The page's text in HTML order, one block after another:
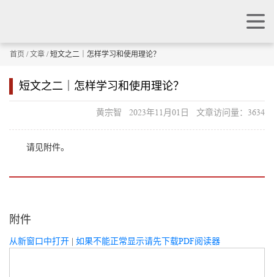
首页 /文章 / 短文之二｜怎样学习和使用理论？
短文之二｜怎样学习和使用理论？
黄宗智 2023年11月01日 文章访问量：3634
请见附件。
附件
从新窗口中打开 | 如果不能正常显示请先下载PDF阅读器